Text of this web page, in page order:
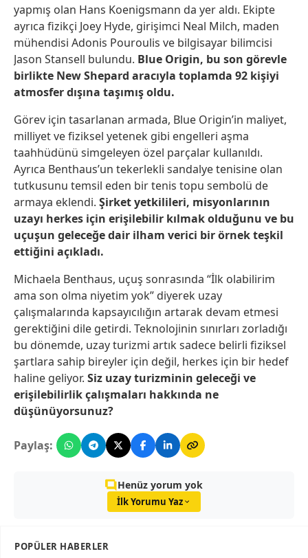
yapmış olan Hans Koenigsmann da yer aldı. Ekipte
ayrıca fizikçi Joey Hyde, girişimci Neal Milch, maden
mühendisi Adonis Pouroulis ve bilgisayar bilimcisi
Jason Stansell bulundu. Blue Origin, bu son görevle
birlikte New Shepard aracıyla toplamda 92 kişiyi
atmosfer dışına taşımış oldu.
Görev için tasarlanan armada, Blue Origin’in maliyet,
milliyet ve fiziksel yetenek gibi engelleri aşma
taahhüdünü simgeleyen özel parçalar kullanıldı.
Ayrıca Benthaus’un tekerlekli sandalye tenisine olan
tutkusunu temsil eden bir tenis topu sembolü de
armaya eklendi. Şirket yetkilileri, misyonlarının
uzayı herkes için erişilebilir kılmak olduğunu ve bu
uçuşun geleceğe dair ilham verici bir örnek teşkil
ettiğini açıkladı.
Michaela Benthaus, uçuş sonrasında “İlk olabilirim
ama son olma niyetim yok” diyerek uzay
çalışmalarında kapsayıcılığın artarak devam etmesi
gerektiğini dile getirdi. Teknolojinin sınırları zorladığı
bu dönemde, uzay turizmi artık sadece belirli fiziksel
şartlara sahip bireyler için değil, herkes için bir hedef
haline geliyor. Siz uzay turizminin geleceği ve
erişilebilirlik çalışmaları hakkında ne
düşünüyorsunuz?
Paylaş:
Henüz yorum yok
İlk Yorumu Yaz
POPÜLER HABERLER